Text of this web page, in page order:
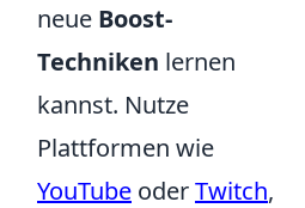
neue Boost-
Techniken lernen
kannst. Nutze
Plattformen wie
YouTube oderTwitch,